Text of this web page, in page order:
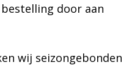
door aan
wij seizongebonden